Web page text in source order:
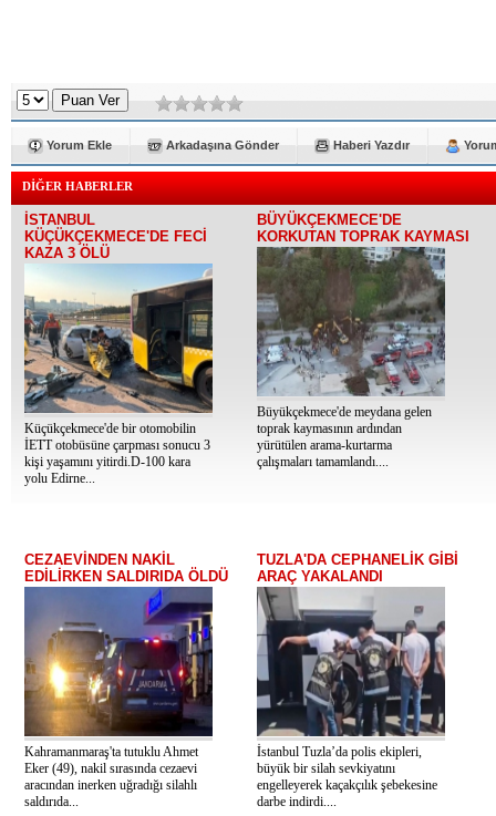
Yorum Ekle Arkadaşına Gönder Haberi Yazdır
DİĞER HABERLER
İSTANBUL
KÜÇÜKÇEKMECE'DE FECİ
KAZA 3 ÖLÜ
Küçükçekmece'de bir otomobilin
İETT otobüsüne çarpması sonucu 3
kişi yaşamını yitirdi.D-100 kara
yolu Edirne...
BÜYÜKÇEKMECE'DE
KORKUTAN TOPRAK KAYMASI
Büyükçekmece'de meydana gelen
toprak kaymasının ardından
yürütülen arama-kurtarma
çalışmaları tamamlandı....
CEZAEVİNDEN NAKİL
EDİLİRKEN SALDIRIDA ÖLDÜ
Kahramanmaraş'ta tutuklu Ahmet
Eker (49), nakil sırasında cezaevi
aracından inerken uğradığı silahlı
saldırıda...
TUZLA'DA CEPHANELİK GİBİ
ARAÇ YAKALANDI
İstanbul Tuzla’da polis ekipleri,
büyük bir silah sevkiyatını
engelleyerek kaçakçılık şebekesine
darbe indirdi....